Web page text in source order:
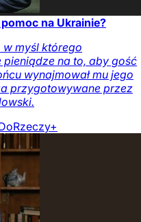
na Ukrainie?
myśl którego
na to, aby gość
wynajmował mu jego
przygotowywane przez